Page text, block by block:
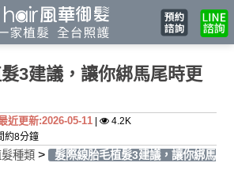
3建議，讓你綁馬尾時更
近更新:2026-05-11
4.2K
約8分鐘
種類 >
髮際線胎毛植髮3建議，讓你綁馬